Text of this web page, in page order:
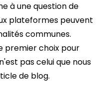
à une question de
plateformes peuvent
communes.
premier choix pour
pas celui que nous
de blog.